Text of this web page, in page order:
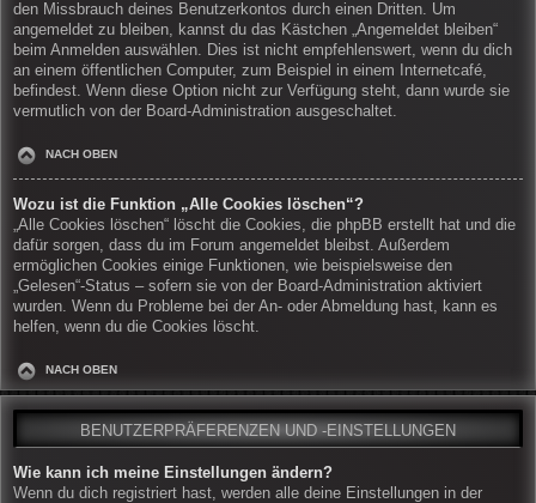
den Missbrauch deines Benutzerkontos durch einen Dritten. Um
angemeldet zu bleiben, kannst du das Kästchen „Angemeldet bleiben“
beim Anmelden auswählen. Dies ist nicht empfehlenswert, wenn du dich
an einem öffentlichen Computer, zum Beispiel in einem Internetcafé,
befindest. Wenn diese Option nicht zur Verfügung steht, dann wurde sie
vermutlich von der Board-Administration ausgeschaltet.
NACH OBEN
Wozu ist die Funktion „Alle Cookies löschen“?
„Alle Cookies löschen“ löscht die Cookies, die phpBB erstellt hat und die
dafür sorgen, dass du im Forum angemeldet bleibst. Außerdem
ermöglichen Cookies einige Funktionen, wie beispielsweise den
„Gelesen“-Status – sofern sie von der Board-Administration aktiviert
wurden. Wenn du Probleme bei der An- oder Abmeldung hast, kann es
helfen, wenn du die Cookies löscht.
NACH OBEN
BENUTZERPRÄFERENZEN UND -EINSTELLUNGEN
Wie kann ich meine Einstellungen ändern?
Wenn du dich registriert hast, werden alle deine Einstellungen in der